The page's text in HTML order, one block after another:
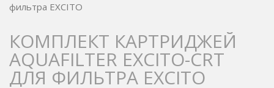
фильтра EXCITO
КОМПЛЕКТ КАРТРИДЖЕЙ
AQUAFILTER EXCITO-CRT
ДЛЯ ФИЛЬТРА EXCITO